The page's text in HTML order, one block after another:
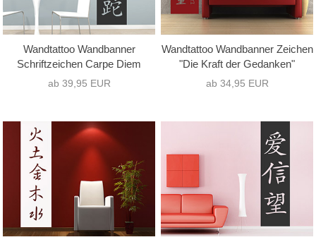
Wandtattoo Wandbanner
Schriftzeichen Carpe Diem
ab 39,95 EUR
Wandtattoo Wandbanner Zeichen
"Die Kraft der Gedanken"
ab 34,95 EUR